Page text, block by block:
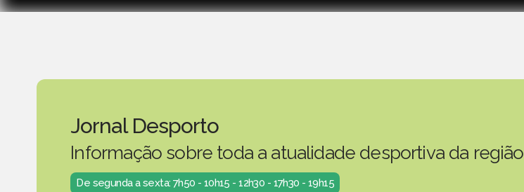
Jornal Desporto
Informação sobre toda a atualidade desportiva da região
De segunda a sexta: 7h50 - 10h15 - 12h30 - 17h30 - 19h15